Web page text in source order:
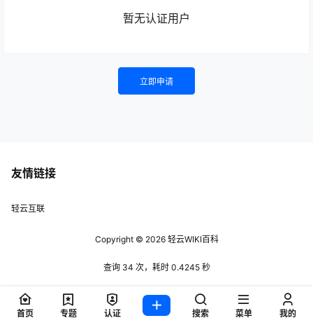
暂无认证用户
立即申请
友情链接
轻云互联
Copyright © 2026轻云WIKI百科
查询 34 次，耗时 0.4245 秒
首页 专题 认证 搜索 菜单 我的